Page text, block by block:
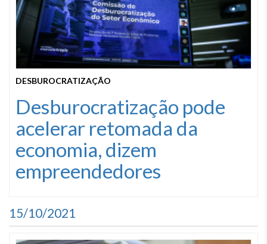
DESBUROCRATIZAÇÃO
Desburocratização pode
acelerar retomada da
economia, dizem
empreendedores
15/10/2021